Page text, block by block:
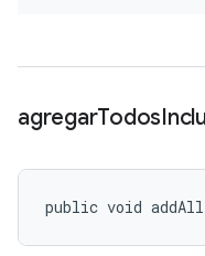
agregarTodos
public void